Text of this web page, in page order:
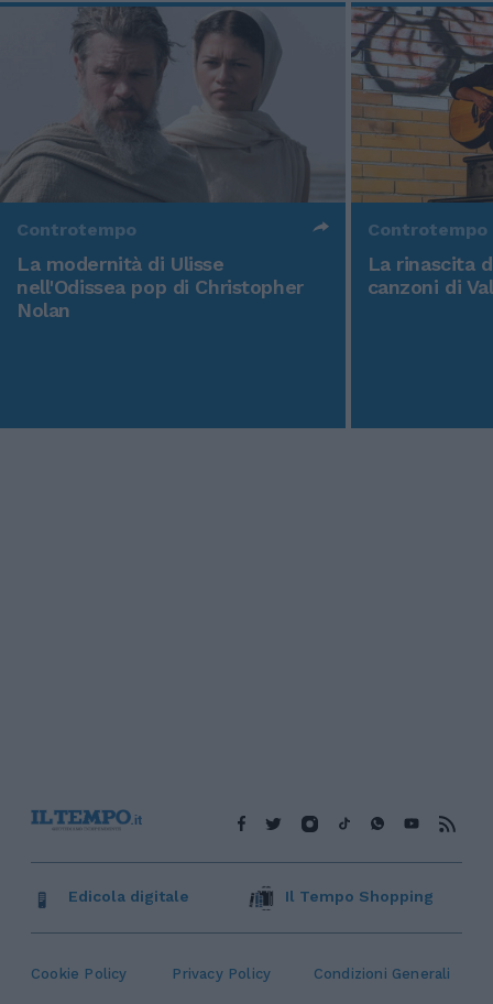
Controtempo
La modernità di Ulisse
nell'Odissea pop di Christopher
Nolan
Controtempo
La rinascita
canzoni di
Cookie Policy Privacy Policy Condizioni Generali
Edicola digitale Il Tempo Shopping